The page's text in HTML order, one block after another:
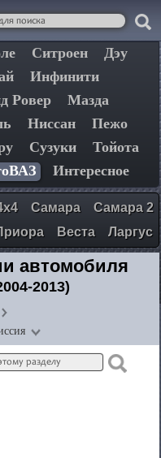
Ситроен
Дэу
Инфинити
Ровер
Мазда
Ниссан
Пежо
Сузуки
Тойота
Интересное
Самара
Самара 2
Веста Ларгус
автомобиля
2013)